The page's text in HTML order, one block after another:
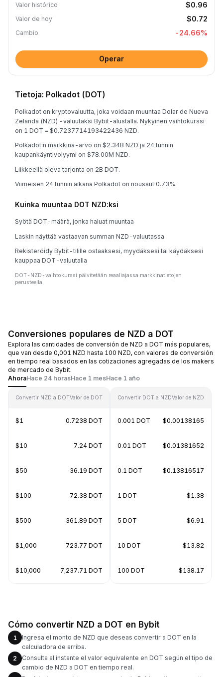
Valor histórico $0.96
Valor de hoy $0.72
Cambio -24.66%
Operar
Tietoja: Polkadot (DOT)
Polkadot on kryptovaluutta, joka voidaan muuntaa Dolar de Nueva
Zelanda (NZD) -valuutaksi Bybit-alustalla. Nykyinen vaihtokurssi
on 1 DOT = $0.7237714193422436 NZD.
Polkadot:n markkina-arvo on $2.34B NZD ja 24 tunnin
kaupankäyntivolyymi on $78.00M NZD.
Liikkeellä oleva tarjonta on 2B DOT.
Viimeisen 24 tunnin aikana Polkadot on noussut 0.73%.
Kuinka muuntaa DOT NZD:ksi
Syötä DOT-määrä, jonka haluat muuntaa
Laskin näyttää vastaavan summan NZD-valuutassa
Rekisteröidy Bybit-tilille ostaaksesi, myydäksesi tai käydäksesi
kauppaa DOT-valuutalla
DOT-NZD-vaihtokurssi päivitetään reaaliajassa markkinatietojen
perusteella.
Conversiones populares de NZD a DOT
Explora las cantidades de conversión de NZD a DOT más populares,
que van desde 0,001 NZD hasta 100 NZD, con valores de conversión
en tiempo real basados en las cotizaciones agregadas de los makers
de mercado de Bybit.
AhoraHace 24 horasHace 1 mesHace 1 año
Convertir NZD a DOTValor de DOT
$1 0.7238 DOT
$10 7.24 DOT
$50 36.19 DOT
$100 72.38 DOT
$500 361.89 DOT
$1,000 723.77 DOT
$10,000 7,237.71 DOT
Convertir DOT a NZDValor de NZD
0.001 DOT $0.00138165
0.01 DOT $0.01381652
0.1 DOT $0.13816517
1 DOT $1.38
5 DOT $6.91
10 DOT $13.82
100 DOT $138.17
Cómo convertir NZD a DOT en Bybit
1
Ingresa el monto de NZD que deseas convertir a DOT en la
calculadora de arriba.
2
Consulta al instante el valor equivalente en DOT según el tipo de
cambio de NZD a DOT en tiempo real.